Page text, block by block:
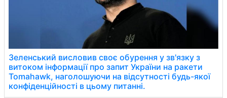
Зеленський висловив своє обурення у зв'язку з
витоком інформації про запит України на ракети
Tomahawk, наголошуючи на відсутності будь-якої
конфіденційності в цьому питанні.